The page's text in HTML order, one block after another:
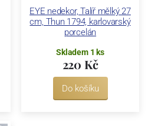
EYE nedekor, Talíř mělký 27
cm, Thun 1794, karlovarský
porcelán
Skladem 1 ks
220 Kč
Do košíku